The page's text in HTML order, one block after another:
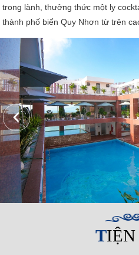
trong lành, thưởng thức một ly
thành phố biển Quy Nhơn từ trên